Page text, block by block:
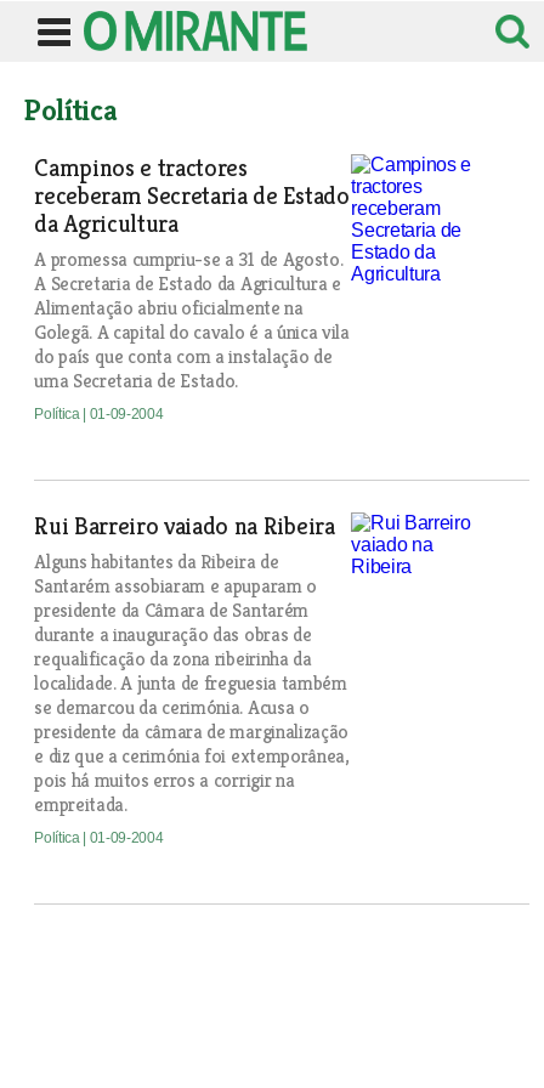
Política
Campinos e tractores
receberam Secretaria de Estado
da Agricultura
A promessa cumpriu-se a 31 de Agosto.
A Secretaria de Estado da Agricultura e
Alimentação abriu oficialmente na
Golegã. A capital do cavalo é a única vila
do país que conta com a instalação de
uma Secretaria de Estado.
Política | 01-09-2004
Rui Barreiro vaiado na Ribeira
Alguns habitantes da Ribeira de
Santarém assobiaram e apuparam o
presidente da Câmara de Santarém
durante a inauguração das obras de
requalificação da zona ribeirinha da
localidade. A junta de freguesia também
se demarcou da cerimónia. Acusa o
presidente da câmara de marginalização
e diz que a cerimónia foi extemporânea,
pois há muitos erros a corrigir na
empreitada.
Política | 01-09-2004